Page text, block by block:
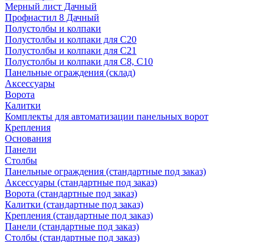
Мерный лист Дачный
Профнастил 8 Дачный
Полустолбы и колпаки
Полустолбы и колпаки для С20
Полустолбы и колпаки для С21
Полустолбы и колпаки для С8, С10
Панельные ограждения (склад)
Аксессуары
Ворота
Калитки
Комплекты для автоматизации панельных ворот
Крепления
Основания
Панели
Столбы
Панельные ограждения (стандартные под заказ)
Аксессуары (стандартные под заказ)
Ворота (стандартные под заказ)
Калитки (стандартные под заказ)
Крепления (стандартные под заказ)
Панели (стандартные под заказ)
Столбы (стандартные под заказ)